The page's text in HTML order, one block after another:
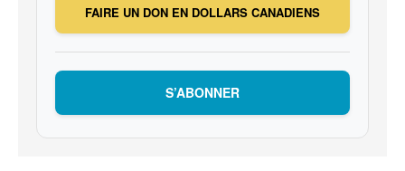
FAIRE UN DON EN DOLLARS CANADIENS
S’ABONNER